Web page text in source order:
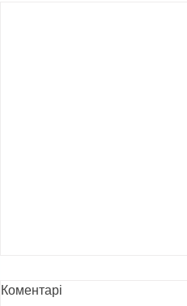
Коментарі